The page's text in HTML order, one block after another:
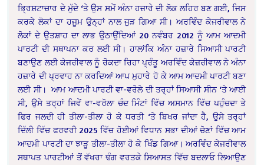
ਭ੍ਰਿਸ਼ਟਾਚਾਰ ਦੇ ਮੁੱਦੇ ‘ਤੇ ਉਸ ਸਮੇਂ ਅੰਨਾ ਹਜ਼ਾਰੇ ਦੀ ਲੋਕ ਲਹਿਰ ਬਣ ਗਈ, ਜਿਸ
ਕਰਕੇ ਲੋਕਾਂ ਦਾ ਹਜੂਮ ਉਨ੍ਹਾਂ ਨਾਲ ਜੁੜ ਗਿਆ ਸੀ। ਅਰਵਿੰਦ ਕੇਜਰੀਵਾਲ ਨੇ
ਲੋਕਾਂ ਦੇ ਉਤਸ਼ਾਹ ਦਾ ਲਾਭ ਉਠਾਉਂਦਿਆਂ 20 ਨਵੰਬਰ 2012 ਨੂੰ ਆਮ ਆਦਮੀ
ਪਾਰਟੀ ਦੀ ਸਥਾਪਨਾ ਕਰ ਲਈ ਸੀ। ਹਾਲਾਂਕਿ ਅੰਨਾ ਹਜ਼ਾਰੇ ਸਿਆਸੀ ਪਾਰਟੀ
ਬਣਾਉਣ ਲਈ ਕੇਜਰੀਵਾਲ ਨੂੰ ਰੋਕਦਾ ਰਿਹਾ ਪ੍ਰੰਤੂ ਅਰਵਿੰਦ ਕੇਜ਼ਰੀਵਾਲ ਨੇ ਅੰਨਾ
ਹਜ਼ਾਰੇ ਦੀ ਪ੍ਰਵਾਹ ਨਾ ਕਰਦਿਆਂ ਆਪ ਮੁਹਾਰੇ ਹੋ ਕੇ ਆਮ ਆਦਮੀ ਪਾਰਟੀ ਬਣਾ
ਲਈ ਸੀ। ਆਮ ਆਦਮੀ ਪਾਰਟੀ ਵਾ-ਵਰੋਲੇ ਦੀ ਤਰ੍ਹਾਂ ਸਿਆਸੀ ਸੀਨ ‘ਤੇ ਆਈ
ਸੀ, ਉਸੇ ਤਰ੍ਹਾਂ ਜਿਵੇਂ ਵਾ-ਵਰੋਲਾ ਚੰਦ ਮਿੰਟਾਂ ਵਿੱਚ ਅਸਮਾਨ ਵਿੱਚ ਪਹੁੰਚਦਾ ਤੇ
ਫਿਰ ਜਲਦੀ ਹੀ ਤੀਲਾ-ਤੀਲਾ ਹੋ ਕੇ ਧਰਤੀ ‘ਤੇ ਬਿਖਰ ਜਾਂਦਾ ਹੈ, ਉਸੇ ਤਰ੍ਹਾਂ
ਦਿੱਲੀ ਵਿੱਚ ਫਰਵਰੀ 2025 ਵਿੱਚ ਹੋਈਆਂ ਵਿਧਾਨ ਸਭਾ ਦੀਆਂ ਚੋਣਾਂ ਵਿੱਚ ਆਮ
ਆਦਮੀ ਪਾਰਟੀ ਦਾ ਝਾੜੂ ਤੀਲਾ-ਤੀਲਾ ਹੋ ਕੇ ਖਿੰਡ ਗਿਆ। ਅਰਵਿੰਦ ਕੇਜਰੀਵਾਲ
ਸਥਾਪਤ ਪਾਰਟੀਆਂ ਤੋਂ ਵੱਖਰਾ ਢੰਗ ਵਰਤਕੇ ਸਿਆਸਤ ਵਿੱਚ ਬਦਲਾਓ ਲਿਆਉਣ